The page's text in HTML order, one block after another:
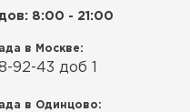
8:00 - 21:00
в Москве:
92-43 доб 1
в Одинцово: